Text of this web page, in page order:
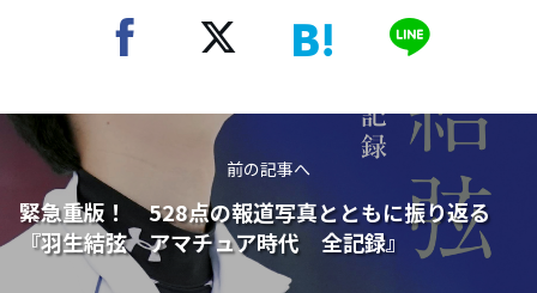
前の記事へ
緊急重版！ 528点の報道写真とともに振り返る
『羽生結弦 アマチュア時代 全記録』